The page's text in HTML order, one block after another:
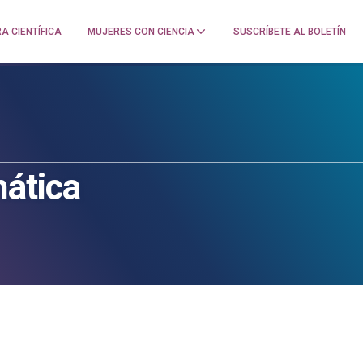
CIENTÍFICA MUJERES CON CIENCIA SUSCRÍBETE AL BOLETÍN